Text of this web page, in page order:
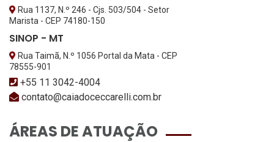
Rua 1137, N.º 246 - Cjs. 503/504 - Setor
Marista - CEP 74180-150
SINOP - MT
Rua Taimã, N.º 1056 Portal da Mata - CEP
78555-901
+55 11 3042-4004
contato@caiadoceccarelli.com.br
ÁREAS DE ATUAÇÃO